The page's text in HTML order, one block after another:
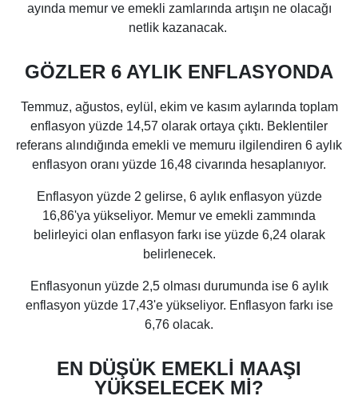
ayında memur ve emekli zamlarında artışın ne olacağı
netlik kazanacak.
GÖZLER 6 AYLIK ENFLASYONDA
Temmuz, ağustos, eylül, ekim ve kasım aylarında toplam
enflasyon yüzde 14,57 olarak ortaya çıktı. Beklentiler
referans alındığında emekli ve memuru ilgilendiren 6 aylık
enflasyon oranı yüzde 16,48 civarında hesaplanıyor.
Enflasyon yüzde 2 gelirse, 6 aylık enflasyon yüzde
16,86'ya yükseliyor. Memur ve emekli zammında
belirleyici olan enflasyon farkı ise yüzde 6,24 olarak
belirlenecek.
Enflasyonun yüzde 2,5 olması durumunda ise 6 aylık
enflasyon yüzde 17,43'e yükseliyor. Enflasyon farkı ise
6,76 olacak.
EN DÜŞÜK EMEKLİ MAAŞI
YÜKSELECEK Mİ?